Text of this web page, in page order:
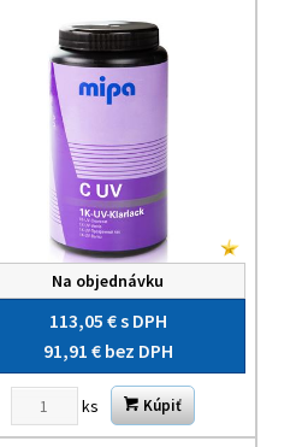
Na objednávku
113,05 €s DPH
91,91 € bez DPH
ks Kúpiť